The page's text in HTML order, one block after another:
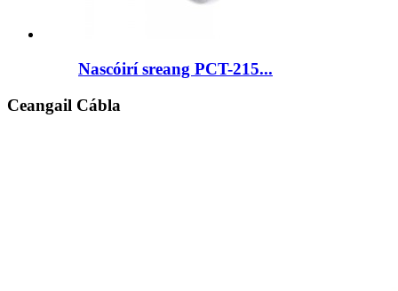
Nascóirí sreang PCT-215...
Ceangail Cábla